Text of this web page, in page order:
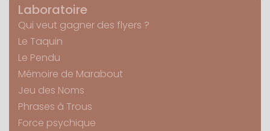
Laboratoire
Qui veut gagner des flyers ?
Le Taquin
Le Pendu
Mémoire de Marabout
Jeu des Noms
Phrases à Trous
Force psychique